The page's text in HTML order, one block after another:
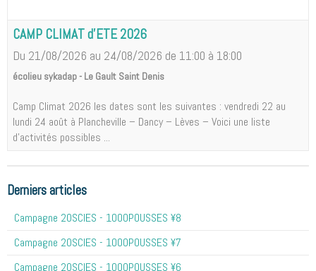
CAMP CLIMAT d'ETE 2026
Du 21/08/2026 au 24/08/2026 de 11:00 à 18:00
écolieu sykadap - Le Gault Saint Denis
Camp Climat 2026 les dates sont les suivantes : vendredi 22 au
lundi 24 août à Plancheville – Dancy – Lèves – Voici une liste
d'activités possibles ...
Derniers articles
Campagne 20SCIES - 1OOOPOUSSES ¥8
Campagne 20SCIES - 1OOOPOUSSES ¥7
Campagne 20SCIES - 1OOOPOUSSES ¥6